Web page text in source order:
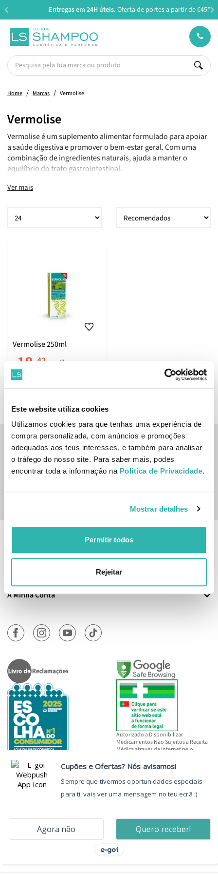
Este website utiliza cookies
Utilizamos cookies para que tenhas uma experiência de
compra personalizada, com anúncios e promoções
adequados aos teus interesses, e também para analisar
o tráfego do nosso site. Para saber mais, podes
encontrar toda a informação na Política de Privacidade.
Mostrar detalhes
Permitir todos
Rejeitar
Entregas em 24H úteis.Oferta de portes a partir de €45*
Home Marcas Vermolise
Vermolise
Vermolise é um suplemento alimentar formulado para apoiar
a saúde digestiva e promover o bem-estar geral. Com uma
combinação de ingredientes naturais, ajuda a manter o
equilíbrio do trato gastrointestinal.
Ver mais
Vermolise 250ml
18. 42 47
ADICIONAR
Inscreve-te na nossa newsletter
SUBSCREVER
Sim, desejo receber a newsletter da lojashampoo.pt com
novidades, cupões e conteúdos personalizados.
A Minha Conta
Autorizado a Disponibilizar
Medicamentos Não Sujeitos a Receita
Médica através da Internet pelo